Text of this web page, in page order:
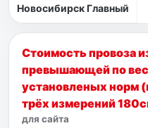
Новосибирск Главный
Стоимость провоза
превышающей по
установленых норм
трёх измерений
для сайта